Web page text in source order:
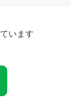
います